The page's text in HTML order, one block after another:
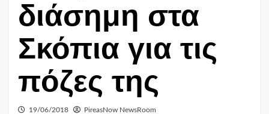
διάσημη στα
Σκόπια για τις
πόζες της
19/06/2018 PireasNow NewsRoom